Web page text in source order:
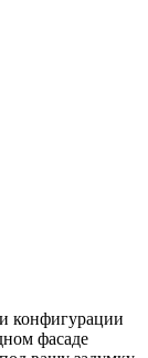
конфигурации
фасаде